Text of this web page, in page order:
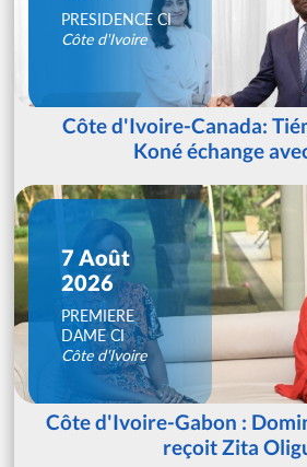
PRESIDENCE CI
Côte d'Ivoire
Côte d'Ivoire-Canada:
Koné échange
7 Août
2026
PREMIERE
DAME CI
Côte d'Ivoire
Côte d'Ivoire-Gabon :
reçoit Zita